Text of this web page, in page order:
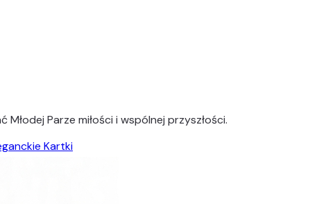
Parze miłości i wspólnej przyszłości.
Kartki